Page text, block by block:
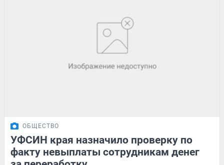
ОБЩЕСТВО
УФСИН края назначило проверку по
факту невыплаты сотрудникам денег